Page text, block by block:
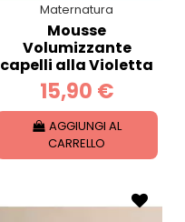
Maternatura
Mousse
Volumizzante
capelli alla Violetta
15,90 €
AGGIUNGI AL
CARRELLO